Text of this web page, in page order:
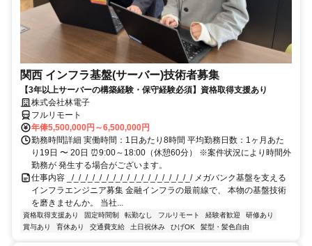
関西 インフラ基盤(サーバー)技術者募集
【3年以上サーバーの構築経験・保守経験必須】資格取得支援あり
株式会社林電子
フルリモート
年俸5,500,000円～6,500,000円
勤務時間詳細 実働時間：1日あたり8時間 平均勤務日数：1ヶ月あた
り19日 〜 20日 ⏰9:00～18:00（休憩60分） ※案件状況により時間外
勤務が 発生する場合がございます。
仕事内容 _/_/_/_/_/_/_/_/_/_/_/_/_/_/_/_/_/_/ メガバンク基盤を支える
インフラエンジニア募集 金融インフラの最前線で、 本物の基盤技術
を磨きませんか。 当社...
資格取得支援あり 固定時間制 転勤なし フルリモート 経験者歓迎
研修あり
賞与あり
育休あり 交通費支給 土日祝休み ひげOK 髪型・髪色自由